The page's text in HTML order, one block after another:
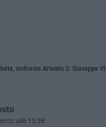
inchiesta Artemis 2: Giuseppe
alle 15:38